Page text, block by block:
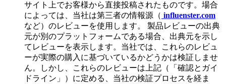
サイト上でお客様から直接投稿されたものです。場合
によっては、当社は第三者の情報源（ influenster.com
など）のレビューを使用します。 製品レビューの出典
元が別のプラットフォームである場合、出典元を示し
てレビューを表示します。当社では、これらのレビュ
ーが実際の購入に基づいているかどうかは検証しませ
ん。しかし、これらのレビューは上記（「確認とガイ
ドライン」）に定める、当社の検証プロセスを経ま